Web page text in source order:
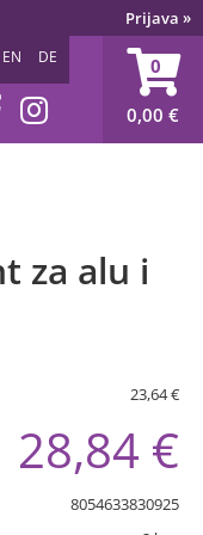
Prijava »
0
0,00 €
EN DE
za alu i
23,64 €
28,84 €
8054633830925